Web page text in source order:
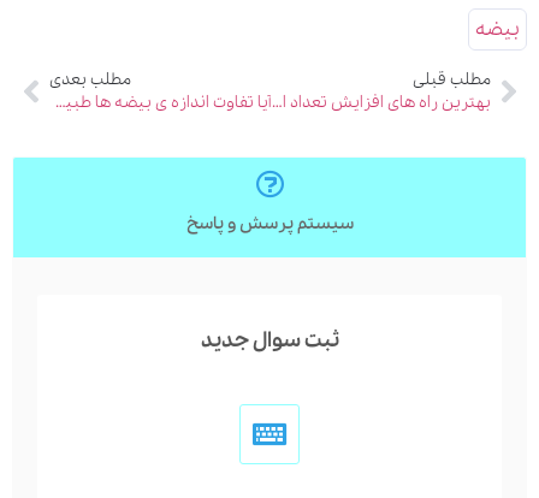
بیضه
مطلب قبلی
بهترین راه های افزایش تعداد اسپرم چیست؟
مطلب بعدی
آیا تفاوت اندازه ی بیضه ها طبیعی است؟
سیستم پرسش و پاسخ
ثبت سوال جدید